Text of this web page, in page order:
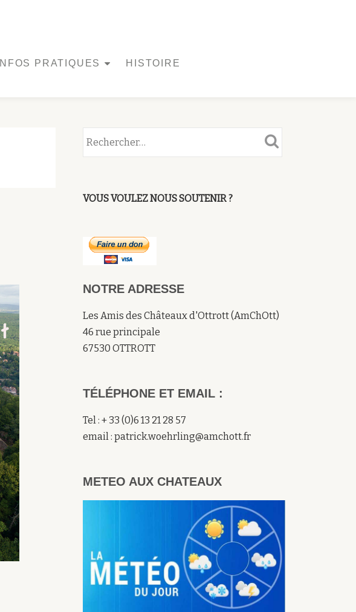
INFOS PRATIQUES HISTOIRE
VOUS VOULEZ NOUS SOUTENIR ?
NOTRE ADRESSE
Les Amis des Châteaux d'Ottrott (AmChOtt)
46 rue principale
67530 OTTROTT
TÉLÉPHONE ET EMAIL :
Tel : + 33 (0)6 13 21 28 57
email : patrick.woehrling@amchott.fr
METEO AUX CHATEAUX